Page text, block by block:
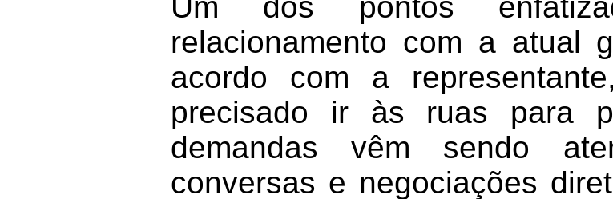
relacionamento com a atual
acordo com a
precisado ir às ruas para
demandas vêm sendo
conversas e negociações